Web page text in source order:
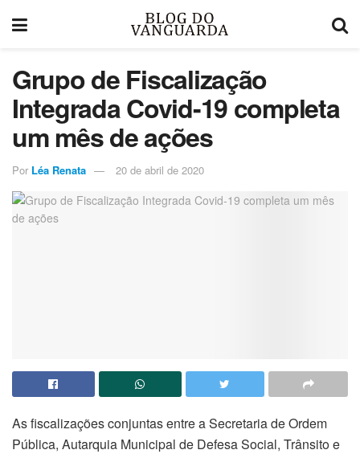
Grupo de Fiscalização
Integrada Covid-19 completa
um mês de ações
Por Léa Renata 20 de abril de 2020
As fiscalizações conjuntas entre a Secretaria de Ordem
Pública, Autarquia Municipal de Defesa Social, Trânsito e